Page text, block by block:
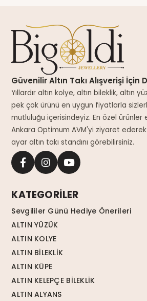
Güvenilir Altın Takı Alışverişi İçin
Yıllardır altın kolye, altın bileklik, altın
pek çok ürünü en uygun fiyatlarla
mutluluğu içerisindeyiz. En özel
Ankara Optimum AVM'yi ziyaret
ayar altın takı standını görebilirsiniz.
KATEGORİLER
Sevgililer Günü Hediye Önerileri
ALTIN YÜZÜK
ALTIN KOLYE
ALTIN BİLEKLİK
ALTIN KÜPE
ALTIN KELEPÇE BİLEKLİK
ALTIN ALYANS